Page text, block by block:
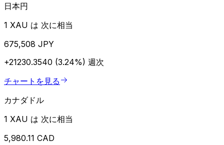
日本円
1 XAU は 次に相当
675,508 JPY
+21230.3540 (3.24%) 週次
チャートを見る
カナダドル
1 XAU は 次に相当
5,980.11 CAD